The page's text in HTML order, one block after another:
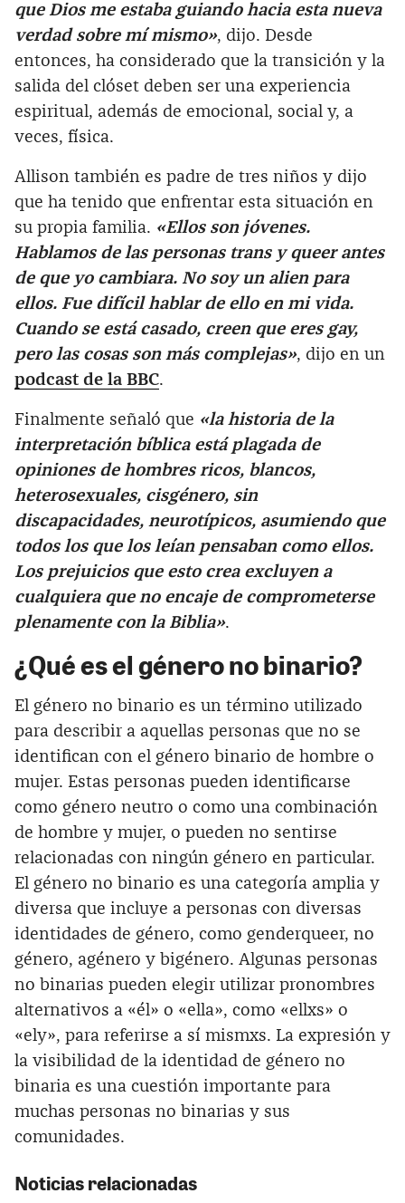
que Dios me estaba guiando hacia esta nueva
verdad sobre mí mismo», dijo. Desde
entonces, ha considerado que la transición y la
salida del clóset deben ser una experiencia
espiritual, además de emocional, social y, a
veces, física.
Allison también es padre de tres niños y dijo
que ha tenido que enfrentar esta situación en
su propia familia. «Ellos son jóvenes.
Hablamos de las personas trans y queer antes
de que yo cambiara. No soy un alien para
ellos. Fue difícil hablar de ello en mi vida.
Cuando se está casado, creen que eres gay,
pero las cosas son más complejas», dijo en un
podcast de la BBC.
Finalmente señaló que «la historia de la
interpretación bíblica está plagada de
opiniones de hombres ricos, blancos,
heterosexuales, cisgénero, sin
discapacidades, neurotípicos, asumiendo que
todos los que los leían pensaban como ellos.
Los prejuicios que esto crea excluyen a
cualquiera que no encaje de comprometerse
plenamente con la Biblia».
¿Qué es el género no binario?
El género no binario es un término utilizado
para describir a aquellas personas que no se
identifican con el género binario de hombre o
mujer. Estas personas pueden identificarse
como género neutro o como una combinación
de hombre y mujer, o pueden no sentirse
relacionadas con ningún género en particular.
El género no binario es una categoría amplia y
diversa que incluye a personas con diversas
identidades de género, como genderqueer, no
género, agénero y bigénero. Algunas personas
no binarias pueden elegir utilizar pronombres
alternativos a «él» o «ella», como «ellxs» o
«ely», para referirse a sí mismxs. La expresión y
la visibilidad de la identidad de género no
binaria es una cuestión importante para
muchas personas no binarias y sus
comunidades.
Noticias relacionadas